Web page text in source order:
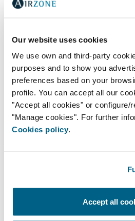
Our website uses cookies
We use own and third-party
purposes and to show you
preferences based on your
profile. You can accept all our
"Accept all cookies" or configure/
"Manage cookies". For further
Cookies policy.
Accept all
Módulo de zona cabo/
controlo de um